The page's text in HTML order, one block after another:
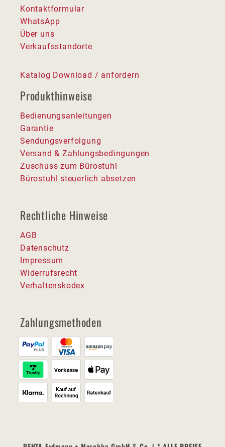
Kontaktformular
WhatsApp
Über uns
Verkaufsstandorte
Katalog Download / anfordern
Produkthinweise
Bedienungsanleitungen
Garantie
Sendungsverfolgung
Versand & Zahlungsbedingungen
Zuschuss zum Bürostuhl
Bürostuhl steuerlich absetzen
Rechtliche Hinweise
AGB
Datenschutz
Impressum
Widerrufsrecht
Verhaltenskodex
Zahlungsmethoden